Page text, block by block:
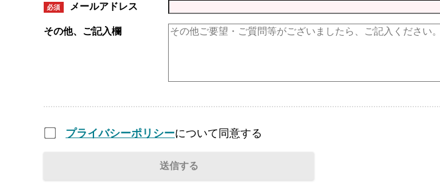
必須 メールアドレス
その他、ご記入欄
プライバシーポリシーについて同意する